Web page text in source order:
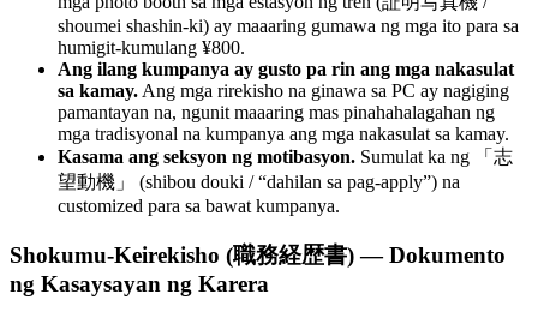
shoumei shashin-ki) ay maaaring gumawa ng mga ito para sa
humigit-kumulang ¥800.
Ang ilang kumpanya ay gusto pa rin ang mga nakasulat
sa kamay. Ang mga rirekisho na ginawa sa PC ay nagiging
pamantayan na, ngunit maaaring mas pinahahalagahan ng
mga tradisyonal na kumpanya ang mga nakasulat sa kamay.
Kasama ang seksyon ng motibasyon. Sumulat ka ng 「志
望動機」 (shibou douki / “dahilan sa pag-apply”) na
customized para sa bawat kumpanya.
Shokumu-Keirekisho (職務経歴書) — Dokumento
ng Kasaysayan ng Karera